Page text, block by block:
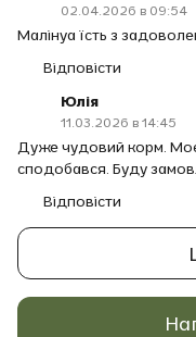
02.04.2026 в 09:54
Малінуа їсть з
Відповісти
Юлія
11.03.2026 в 14:45
Дуже чудовий корм.
сподобався. Буду
Відповісти